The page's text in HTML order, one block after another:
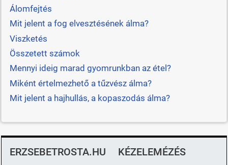
Álomfejtés
Mit jelent a fog elvesztésének álma?
Viszketés
Összetett számok
Mennyi ideig marad gyomrunkban az étel?
Miként értelmezhető a tűzvész álma?
Mit jelent a hajhullás, a kopaszodás álma?
ERZSEBETROSTA.HU KÉZELEMÉZÉS